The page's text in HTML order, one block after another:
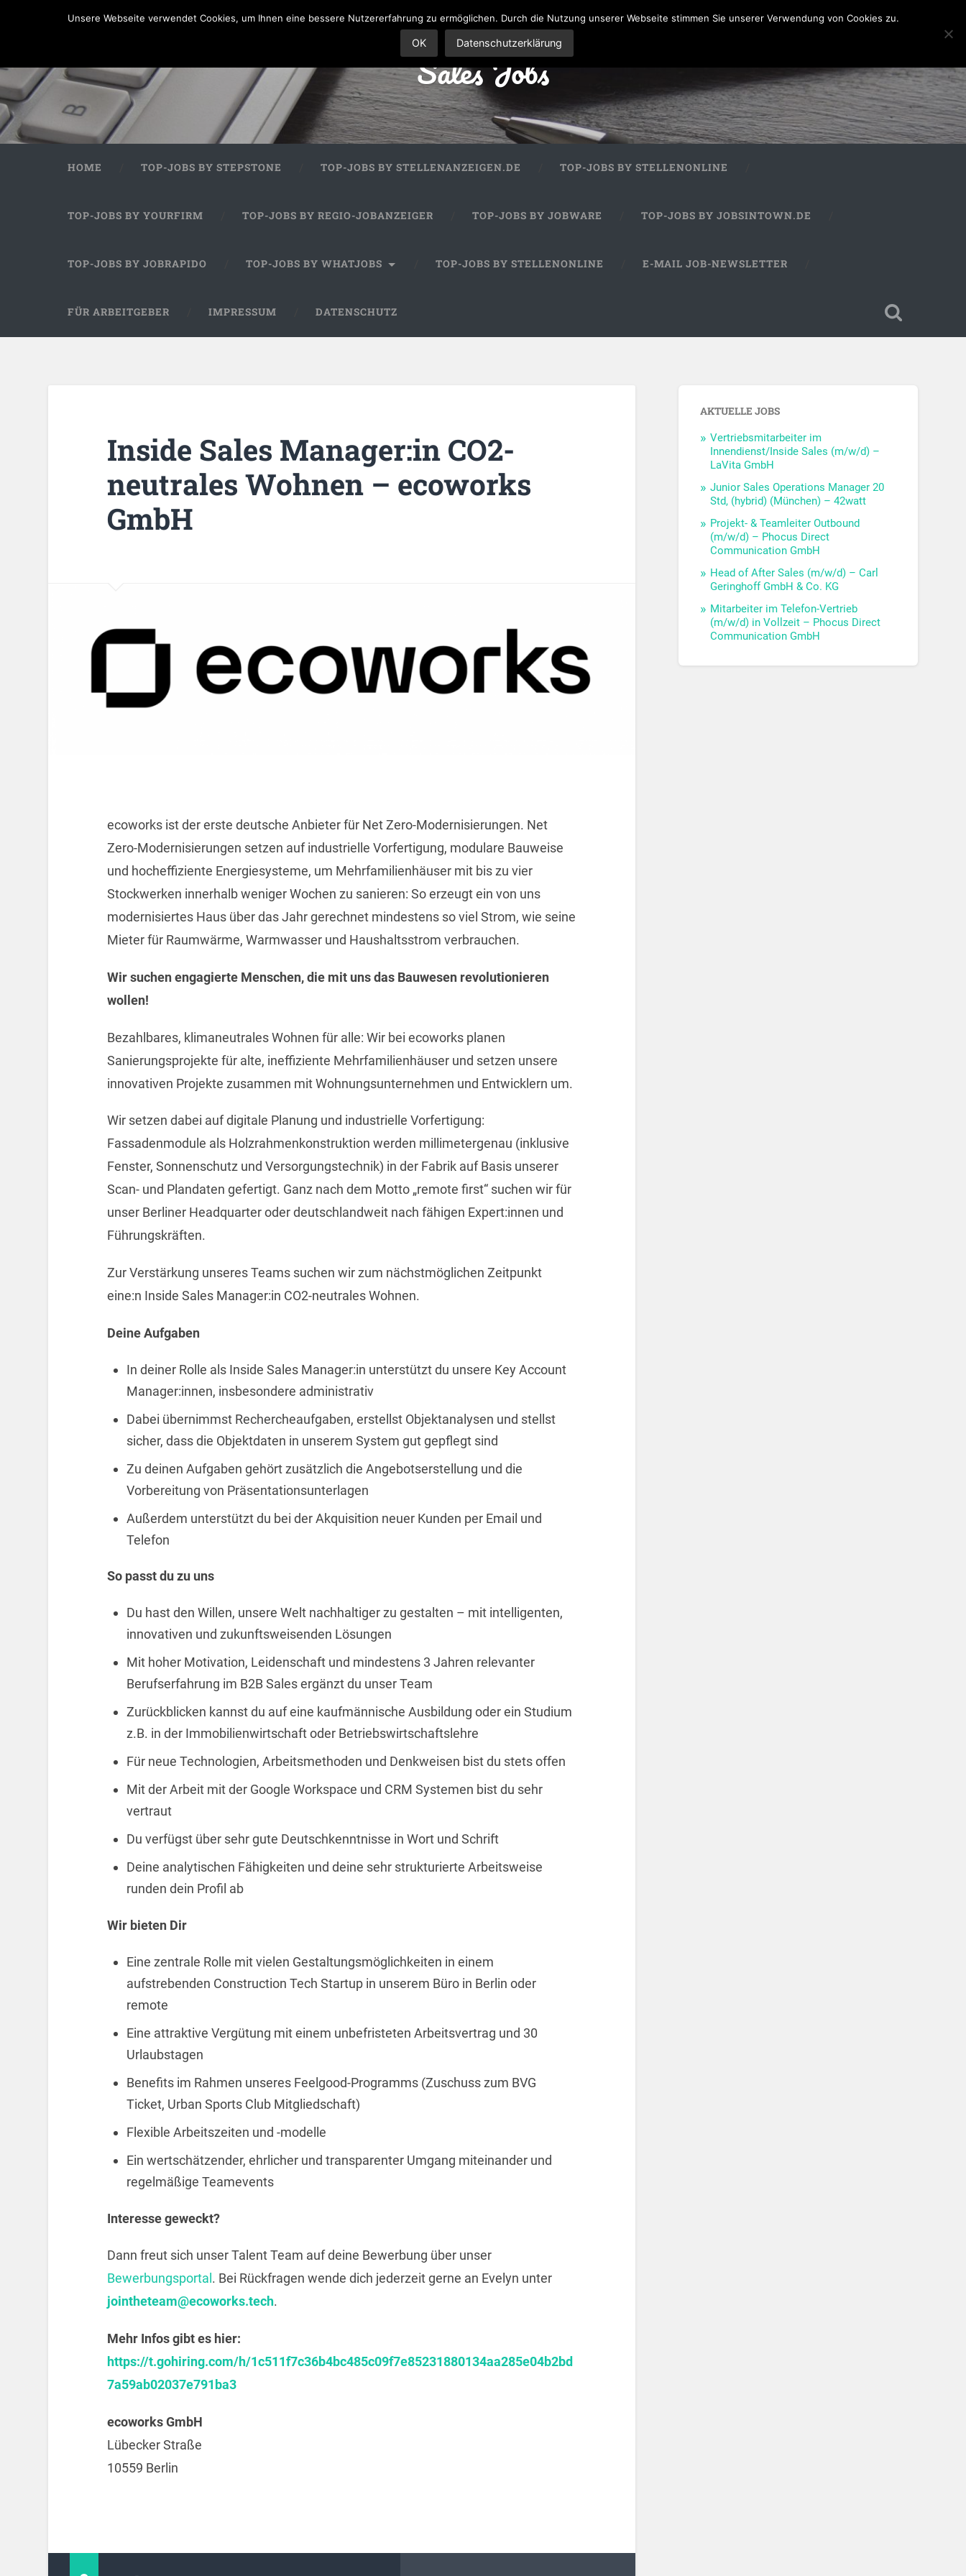
Sales Jobs
HOME TOP-JOBS BY STEPSTONE TOP-JOBS BY STELLENANZEIGEN.DE TOP-JOBS BY STELLENONLINE
TOP-JOBS BY YOURFIRM TOP-JOBS BY REGIO-JOBANZEIGER TOP-JOBS BY JOBWARE TOP-JOBS BY JOBSINTOWN.DE
TOP-JOBS BY JOBRAPIDO TOP-JOBS BY WHATJOBS TOP-JOBS BY STELLENONLINE E-MAIL JOB-NEWSLETTER
FÜR ARBEITGEBER IMPRESSUM DATENSCHUTZ
Inside Sales Manager:in CO2-
neutrales Wohnen – ecoworks
GmbH
ecoworks ist der erste deutsche Anbieter für Net Zero-Modernisierungen. Net
Zero-Modernisierungen setzen auf industrielle Vorfertigung, modulare Bauweise
und hocheffiziente Energiesysteme, um Mehrfamilienhäuser mit bis zu vier
Stockwerken innerhalb weniger Wochen zu sanieren: So erzeugt ein von uns
modernisiertes Haus über das Jahr gerechnet mindestens so viel Strom, wie seine
Mieter für Raumwärme, Warmwasser und Haushaltsstrom verbrauchen.
Wir suchen engagierte Menschen, die mit uns das Bauwesen revolutionieren
wollen!
Bezahlbares, klimaneutrales Wohnen für alle: Wir bei ecoworks planen
Sanierungsprojekte für alte, ineffiziente Mehrfamilienhäuser und setzen unsere
innovativen Projekte zusammen mit Wohnungsunternehmen und Entwicklern um.
Wir setzen dabei auf digitale Planung und industrielle Vorfertigung:
Fassadenmodule als Holzrahmenkonstruktion werden millimetergenau (inklusive
Fenster, Sonnenschutz und Versorgungstechnik) in der Fabrik auf Basis unserer
Scan- und Plandaten gefertigt. Ganz nach dem Motto „remote first“ suchen wir für
unser Berliner Headquarter oder deutschlandweit nach fähigen Expert:innen und
Führungskräften.
Zur Verstärkung unseres Teams suchen wir zum nächstmöglichen Zeitpunkt
eine:n Inside Sales Manager:in CO2-neutrales Wohnen.
Deine Aufgaben
In deiner Rolle als Inside Sales Manager:in unterstützt du unsere Key Account
Manager:innen, insbesondere administrativ
Dabei übernimmst Rechercheaufgaben, erstellst Objektanalysen und stellst
sicher, dass die Objektdaten in unserem System gut gepflegt sind
Zu deinen Aufgaben gehört zusätzlich die Angebotserstellung und die
Vorbereitung von Präsentationsunterlagen
Außerdem unterstützt du bei der Akquisition neuer Kunden per Email und
Telefon
So passt du zu uns
Du hast den Willen, unsere Welt nachhaltiger zu gestalten – mit intelligenten,
innovativen und zukunftsweisenden Lösungen
Mit hoher Motivation, Leidenschaft und mindestens 3 Jahren relevanter
Berufserfahrung im B2B Sales ergänzt du unser Team
Zurückblicken kannst du auf eine kaufmännische Ausbildung oder ein Studium
z.B. in der Immobilienwirtschaft oder Betriebswirtschaftslehre
Für neue Technologien, Arbeitsmethoden und Denkweisen bist du stets offen
Mit der Arbeit mit der Google Workspace und CRM Systemen bist du sehr
vertraut
Du verfügst über sehr gute Deutschkenntnisse in Wort und Schrift
Deine analytischen Fähigkeiten und deine sehr strukturierte Arbeitsweise
runden dein Profil ab
Wir bieten Dir
Eine zentrale Rolle mit vielen Gestaltungsmöglichkeiten in einem
aufstrebenden Construction Tech Startup in unserem Büro in Berlin oder
remote
Eine attraktive Vergütung mit einem unbefristeten Arbeitsvertrag und 30
Urlaubstagen
Benefits im Rahmen unseres Feelgood-Programms (Zuschuss zum BVG
Ticket, Urban Sports Club Mitgliedschaft)
Flexible Arbeitszeiten und -modelle
Ein wertschätzender, ehrlicher und transparenter Umgang miteinander und
regelmäßige Teamevents
Interesse geweckt?
Dann freut sich unser Talent Team auf deine Bewerbung über unser
Bewerbungsportal . Bei Rückfragen wende dich jederzeit gerne an Evelyn unter
jointheteam@ecoworks.tech.
Mehr Infos gibt es hier:
https://t.gohiring.com/h/1c511f7c36b4bc485c09f7e85231880134aa285e04b2bd
7a59ab02037e791ba3
ecoworks GmbH
Lübecker Straße
10559 Berlin
AKTUELLE JOBS
Vertriebsmitarbeiter im
Innendienst/Inside Sales (m/w/d) –
LaVita GmbH
Junior Sales Operations Manager 20
Std, (hybrid) (München) – 42watt
Projekt- & Teamleiter Outbound
(m/w/d) – Phocus Direct
Communication GmbH
Head of After Sales (m/w/d) – Carl
Geringhoff GmbH & Co. KG
Mitarbeiter im Telefon-Vertrieb
(m/w/d) in Vollzeit – Phocus Direct
Communication GmbH
Unsere Webseite verwendet Cookies, um Ihnen eine bessere Nutzererfahrung zu ermöglichen. Durch die Nutzung unserer Webseite stimmen Sie unserer Verwendung von Cookies zu.
OK Datenschutzerklärung